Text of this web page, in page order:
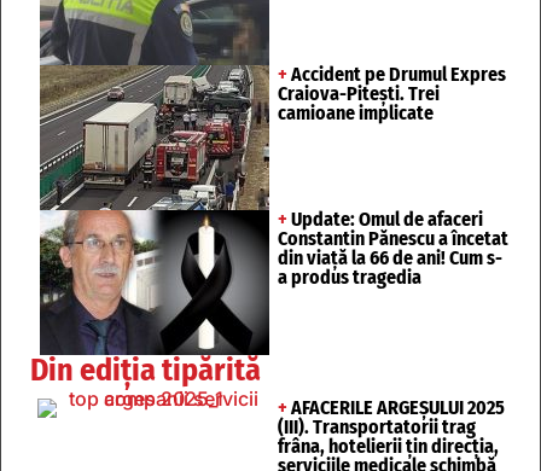
+ Accident pe Drumul Expres
Craiova-Pitești. Trei
camioane implicate
+ Update: Omul de afaceri
Constantin Pănescu a încetat
din viață la 66 de ani! Cum s-
a produs tragedia
Din ediția tipărită
+ AFACERILE ARGEȘULUI 2025
(III). Transportatorii trag
frâna, hotelierii țin direcția,
serviciile medicale schimbă